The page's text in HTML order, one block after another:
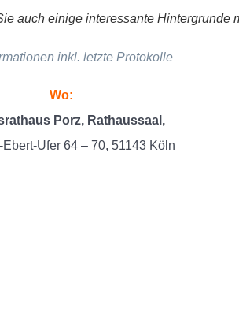
auch einige interessante Hintergrunde
inkl. letzte Protokolle
Wo:
Porz, Rathaussaal,
Ufer 64 – 70, 51143 Köln